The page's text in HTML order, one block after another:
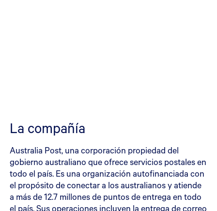
La compañía
Australia Post, una corporación propiedad del
gobierno australiano que ofrece servicios postales en
todo el país. Es una organización autofinanciada con
el propósito de conectar a los australianos y atiende
a más de 12.7 millones de puntos de entrega en todo
el país. Sus operaciones incluyen la entrega de correo